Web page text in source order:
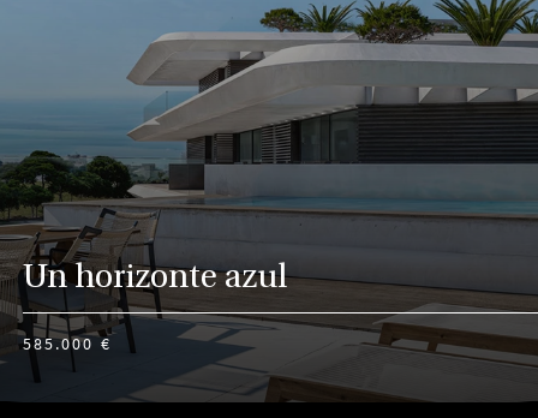
Un horizonte azul
585.000 €